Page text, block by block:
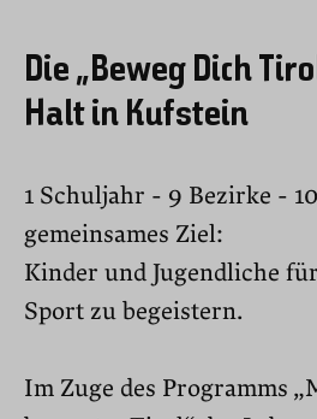
Die „Beweg Dich
Halt in Kufstein
1 Schuljahr - 9 Bezirke -
gemeinsames Ziel:
Kinder und Jugendliche
Sport zu begeistern.
Im Zuge des Programms